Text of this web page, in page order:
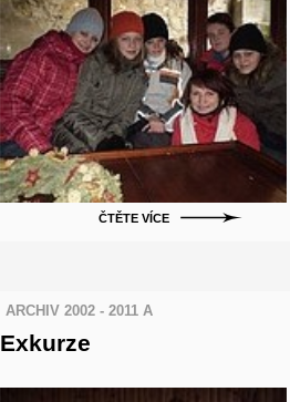
ČTĚTE VÍCE
ARCHIV 2002 - 2011 A
Exkurze